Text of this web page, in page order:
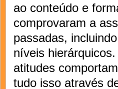
ao conteúdo e
comprovaram a
passadas,
níveis
atitudes
tudo isso através